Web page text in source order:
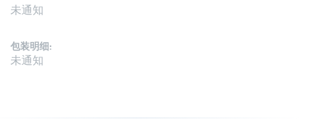
未通知
包装明细:
未通知